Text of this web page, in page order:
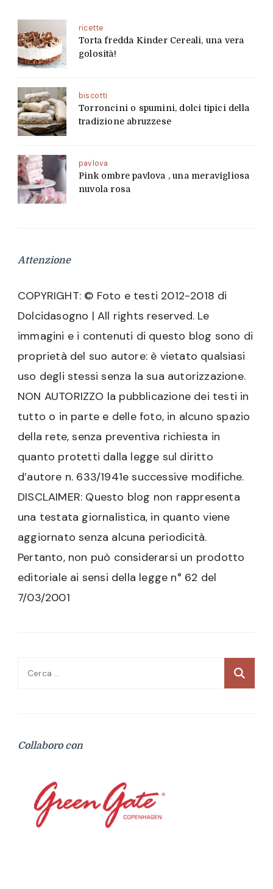
ricette
Torta fredda Kinder Cereali, una vera
golosità!
biscotti
Torroncini o spumini, dolci tipici della
tradizione abruzzese
pavlova
Pink ombre pavlova , una meravigliosa
nuvola rosa
Attenzione
COPYRIGHT: © Foto e testi 2012-2018 di
Dolcidasogno | All rights reserved. Le
immagini e i contenuti di questo blog sono di
proprietà del suo autore: è vietato qualsiasi
uso degli stessi senza la sua autorizzazione.
NON AUTORIZZO la pubblicazione dei testi in
tutto o in parte e delle foto, in alcuno spazio
della rete, senza preventiva richiesta in
quanto protetti dalla legge sul diritto
d’autore n. 633/1941e successive modifiche.
DISCLAIMER: Questo blog non rappresenta
una testata giornalistica, in quanto viene
aggiornato senza alcuna periodicità.
Pertanto, non può considerarsi un prodotto
editoriale ai sensi della legge n° 62 del
7/03/2001
Ricerca
Collaboro con